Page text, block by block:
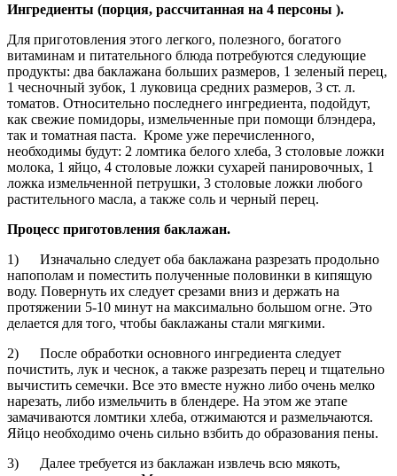
Ингредиенты (порция, рассчитанная на 4 персоны ).
Для приготовления этого легкого, полезного, богатого
витаминам и питательного блюда потребуются следующие
продукты: два баклажана больших размеров, 1 зеленый перец,
1 чесночный зубок, 1 луковица средних размеров, 3 ст. л.
томатов. Относительно последнего ингредиента, подойдут,
как свежие помидоры, измельченные при помощи блэндера,
так и томатная паста. Кроме уже перечисленного,
необходимы будут: 2 ломтика белого хлеба, 3 столовые ложки
молока, 1 яйцо, 4 столовые ложки сухарей панировочных, 1
ложка измельченной петрушки, 3 столовые ложки любого
растительного масла, а также соль и черный перец.
Процесс приготовления баклажан.
1) Изначально следует оба баклажана разрезать продольно
напополам и поместить полученные половинки в кипящую
воду. Повернуть их следует срезами вниз и держать на
протяжении 5-10 минут на максимально большом огне. Это
делается для того, чтобы баклажаны стали мягкими.
2) После обработки основного ингредиента следует
почистить, лук и чеснок, а также разрезать перец и тщательно
вычистить семечки. Все это вместе нужно либо очень мелко
нарезать, либо измельчить в блендере. На этом же этапе
замачиваются ломтики хлеба, отжимаются и размельчаются.
Яйцо необходимо очень сильно взбить до образования пены.
3) Далее требуется из баклажан извлечь всю мякоть,